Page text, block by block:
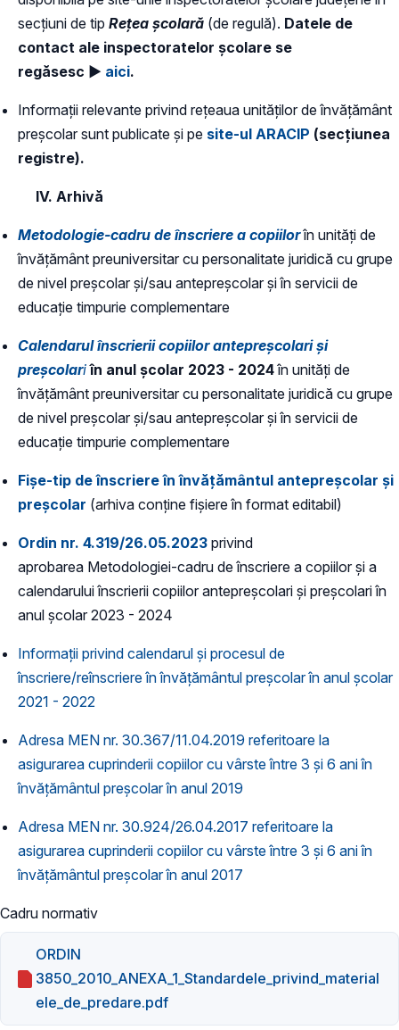
secțiuni de tip Rețea școlară (de regulă). Datele de
contact ale inspectoratelor școlare se
regăsesc ► aici.
Informații relevante privind rețeaua unităților de învățământ
preșcolar sunt publicate și pe site-ul ARACIP (secțiunea
registre).
IV. Arhivă
Metodologie-cadru de înscriere a copiilorîn unități de
învățământ preuniversitar cu personalitate juridică cu grupe
de nivel preșcolar și/sau antepreșcolar și în servicii de
educație timpurie complementare
Calendarul înscrierii copiilor antepreșcolari și
preșcolari în anul școlar 2023 - 2024în unități de
învățământ preuniversitar cu personalitate juridică cu grupe
de nivel preșcolar și/sau antepreșcolar și în servicii de
educație timpurie complementare
Fișe-tip de înscriere în învățământul antepreșcolar și
preșcolar (arhiva conține fișiere în format editabil)
Ordin nr. 4.319/26.05.2023 privind
aprobarea Metodologiei-cadru de înscriere a copiilor și a
calendarului înscrierii copiilor antepreșcolari și preșcolari în
anul școlar 2023 - 2024
Informații privind calendarul și procesul de
înscriere/reînscriere în învățământul preșcolar în anul școlar
2021 - 2022
Adresa MEN nr. 30.367/11.04.2019 referitoare la
asigurarea cuprinderii copiilor cu vârste între 3 și 6 ani în
învățământul preșcolar în anul 2019
Adresa MEN nr. 30.924/26.04.2017 referitoare la
asigurarea cuprinderii copiilor cu vârste între 3 și 6 ani în
învățământul preșcolar în anul 2017
Cadru normativ
ORDIN
3850_2010_ANEXA_1_Standardele_privind_material
ele_de_predare.pdf